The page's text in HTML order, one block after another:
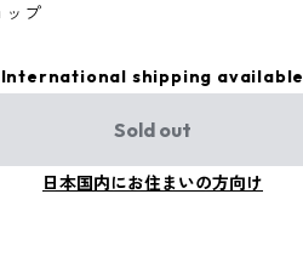
ップ
International shipping available
Sold out
日本国内にお住まいの方向け